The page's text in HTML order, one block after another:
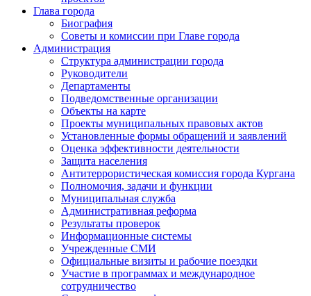
Глава города
Биография
Советы и комиссии при Главе города
Администрация
Структура администрации города
Руководители
Департаменты
Подведомственные организации
Объекты на карте
Проекты муниципальных правовых актов
Установленные формы обращений и заявлений
Оценка эффективности деятельности
Защита населения
Антитеррористическая комиссия города Кургана
Полномочия, задачи и функции
Муниципальная служба
Административная реформа
Результаты проверок
Информационные системы
Учрежденные СМИ
Официальные визиты и рабочие поездки
Участие в программах и международное
сотрудничество